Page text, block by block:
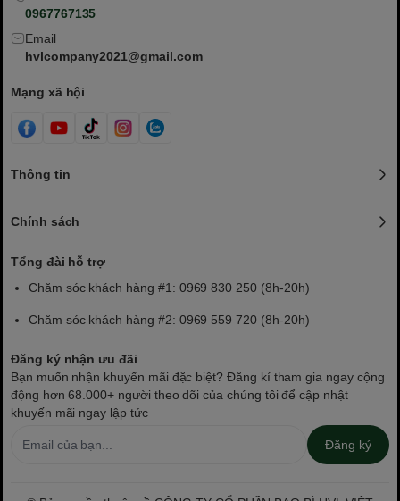
0967767135
Email
hvlcompany2021@gmail.com
Mạng xã hội
Thông tin
Chính sách
Tổng đài hỗ trợ
Chăm sóc khách hàng #1: 0969 830 250 (8h-20h)
Chăm sóc khách hàng #2: 0969 559 720 (8h-20h)
Đăng ký nhận ưu đãi
Bạn muốn nhận khuyến mãi đặc biệt? Đăng kí tham gia ngay cộng
động hơn 68.000+ người theo dõi của chúng tôi để cập nhật
khuyến mãi ngay lập tức
Đăng ký